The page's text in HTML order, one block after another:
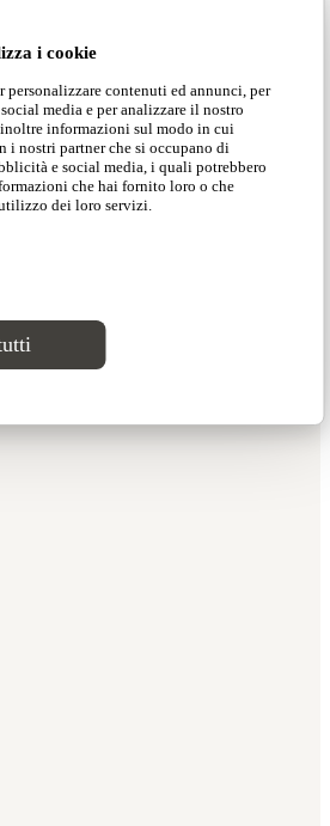
i cookie
contenuti ed annunci, per
media e per analizzare il nostro
informazioni sul modo in cui
nostri partner che si occupano di
e social media, i quali potrebbero
che hai fornito loro o che
dei loro servizi.